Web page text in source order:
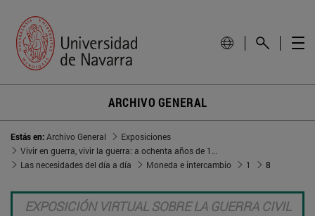
ARCHIVO GENERAL
Estás en:Archivo General
Exposiciones
Las necesidades del día a día
Moneda e intercambio 1 8
EXPOSICIÓN VIRTUAL SOBRE LA GUERRA CIVIL